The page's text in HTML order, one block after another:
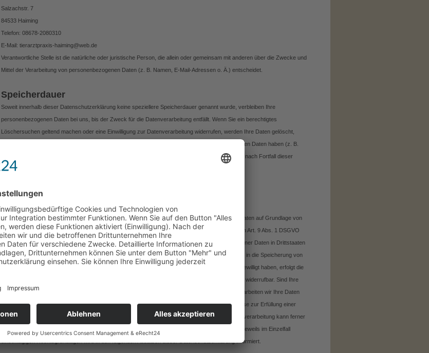
Salzachstr. 7
84533 Haiming
Telefon: 08678-2080310
E-Mail: tierarztpraxis-haiming@web.de
Verantwortliche Stelle ist die natürliche oder juristische Person, die allein oder gemeinsam mit anderen über die Zwecke und
Mittel der Verarbeitung von personenbezogenen Daten (z. B. Namen, E-Mail-Adressen o. Ä.) entscheidet.
Speicherdauer
Soweit innerhalb dieser Datenschutzerklärung keine speziellere Speicherdauer genannt wurde, verbleiben Ihre
personenbezogenen Daten bei uns, bis der Zweck für die Datenverarbeitung entfällt. Wenn Sie ein berechtigtes
Löschersuchen geltend machen oder eine Einwilligung zur Datenverarbeitung widerrufen, werden Ihre Daten gelöscht,
sofern wir keine anderen rechtlich zulässigen Gründe für die Speicherung Ihrer personenbezogenen Daten haben (z. B.
steuer- oder handelsrechtliche Aufbewahrungsfristen); im letztgenannten Fall erfolgt die Löschung nach Fortfall dieser
Gründe.
Allgemeine Hinweise zu den Rechtsgrundlagen der
Datenverarbeitung auf dieser Website
Sofern Sie in die Datenverarbeitung eingewilligt haben, verarbeiten wir Ihre personenbezogenen Daten auf Grundlage von
Art. 6 Abs. 1 lit. a DSGVO bzw. Art. 9 Abs. 2 lit. a DSGVO, sofern besondere Datenkategorien nach Art. 9 Abs. 1 DSGVO
verarbeitet werden. Im Falle einer ausdrücklichen Einwilligung in die Übertragung personenbezogener Daten in Drittstaaten
erfolgt die Datenverarbeitung außerdem auf Grundlage von Art. 49 Abs. 1 lit. a DSGVO. Sofern Sie in die Speicherung von
Cookies oder in den Zugriff auf Informationen in Ihr Endgerät (z. B. via Device-Fingerprinting) eingewilligt haben, erfolgt die
Datenverarbeitung zusätzlich auf Grundlage von § 25 Abs. 1 TDDDG. Die Einwilligung ist jederzeit widerrufbar. Sind Ihre
Daten zur Vertragserfüllung oder zur Durchführung vorvertraglicher Maßnahmen erforderlich, verarbeiten wir Ihre Daten
auf Grundlage des Art. 6 Abs. 1 lit. b DSGVO. Des Weiteren verarbeiten wir Ihre Daten, sofern diese zur Erfüllung einer
rechtlichen Verpflichtung erforderlich sind auf Grundlage von Art. 6 Abs. 1 lit. c DSGVO. Die Datenverarbeitung kann ferner
auf Grundlage unseres berechtigten Interesses nach Art. 6 Abs. 1 lit. f DSGVO erfolgen. Über die jeweils im Einzelfall
einschlägigen Rechtsgrundlagen wird in den folgenden Absätzen dieser Datenschutzerklärung informiert.